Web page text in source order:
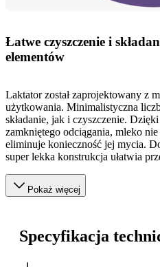
Łatwe czyszczenie i
elementów
Laktator został zaprojektowany z
użytkowania. Minimalistyczna
składanie, jak i czyszczenie.
zamkniętego odciągania, mleko
eliminuje konieczność jej mycia.
super lekka konstrukcja ułatwia
Pokaż więcej
Specyfikacja